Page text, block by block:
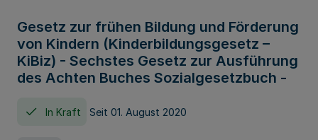
Gesetz zur frühen Bildung und Förderung
von Kindern (Kinderbildungsgesetz –
KiBiz) - Sechstes Gesetz zur Ausführung
des Achten Buches Sozialgesetzbuch -
In Kraft Seit 01. August 2020